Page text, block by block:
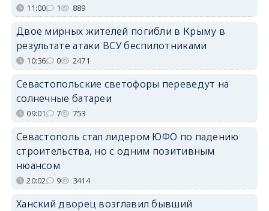
11:00 1 889
Двое мирных жителей погибли в Крыму в
результате атаки ВСУ беспилотниками
10:36 0 2471
Севастопольские светофоры переведут на
солнечные батареи
09:01 7 753
Севастополь стал лидером ЮФО по падению
строительства, но с одним позитивным
нюансом
20:02 9 3414
Ханский дворец возглавил бывший